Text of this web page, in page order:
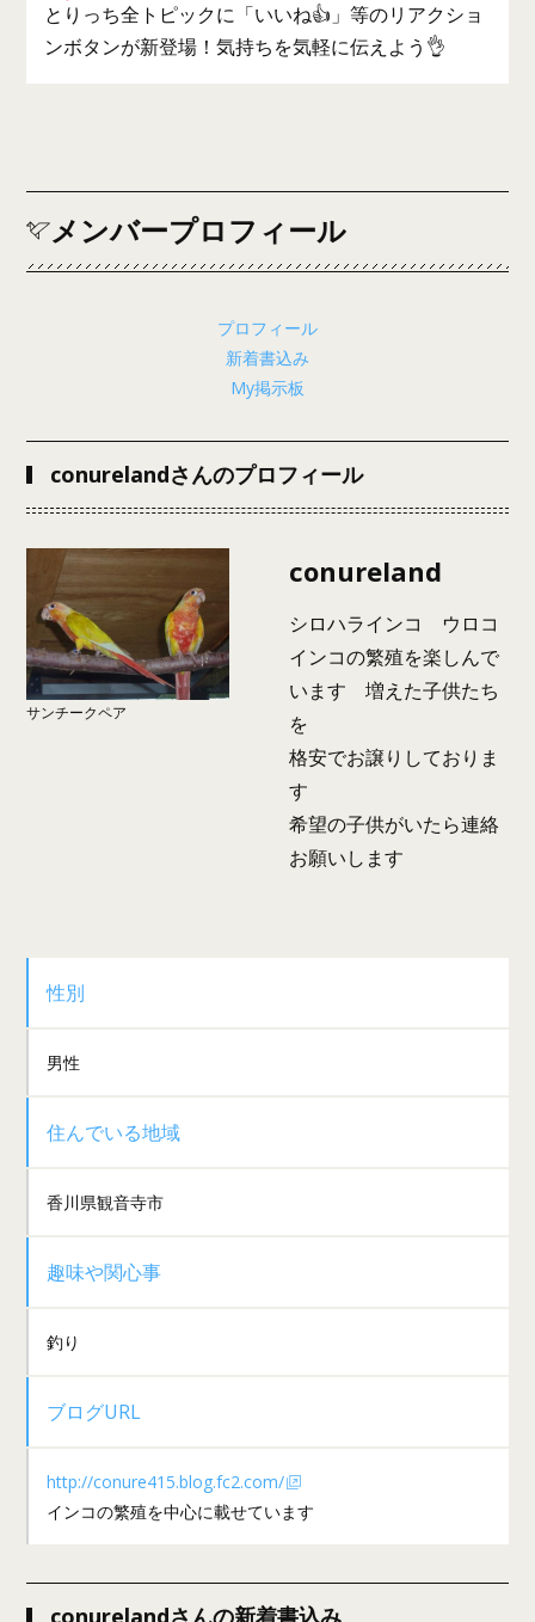
とりっち全トピックに「いいね👍」等のリアクショ
ンボタンが新登場！気持ちを気軽に伝えよう👌
メンバープロフィール
プロフィール
新着書込み
My掲示板
conurelandさんのプロフィール
サンチークペア
conureland
シロハラインコ ウロコ
インコの繁殖を楽しんで
います 増えた子供たち
を
格安でお譲りしておりま
す
希望の子供がいたら連絡
お願いします
性別
男性
住んでいる地域
香川県観音寺市
趣味や関心事
釣り
ブログURL
http://conure415.blog.fc2.com/
インコの繁殖を中心に載せています
conurelandさんの新着書込み